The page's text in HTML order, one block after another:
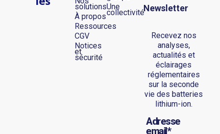
solutions
À propos
Ressources
CGV
Notices
et
sécurité
Une
collectivitéNewsletter
Recevez nos
analyses,
actualités et
éclairages
réglementaires
sur la seconde
vie des batteries
lithium-ion.
Adresse
email*